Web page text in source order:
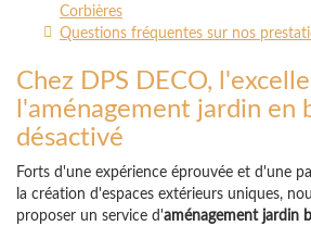
Corbières
Questions fréquentes sur nos
Chez DPS DECO,
l'aménagement jardin en
désactivé
Forts d'une expérience éprouvée et d'une
la création d'espaces extérieurs uniques,
proposer un service d'aménagement jardin